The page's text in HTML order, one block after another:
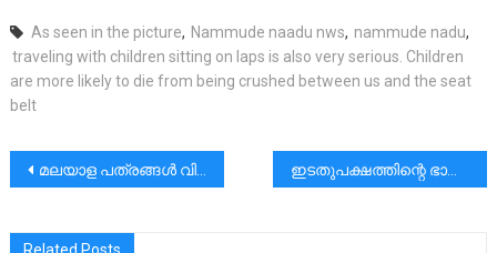
As seen in the picture, Nammude naadu nws, nammude nadu,
traveling with children sitting on laps is also very serious. Children
are more likely to die from being crushed between us and the seat
belt
പോസ്റ്റുകളിലൂടെ
മലയാള പത്രങ്ങള്‍ വില കൂട്ടുന്നു; നിരക്കുവർധന അറിയിച്ചു; പേജ് കുറഞ്ഞാലും വില മുകളിലേക്ക് തന്നെ!! ഇടതുപക്ഷത്തിന്റെ ഭാഗമായി നിയമസഭയിൽ എത്തിയ പി വി അൻവർ പാർടിയെ തകർക്കാൻ ശ്രമിക്കുന്നവരുടെ ആയുധമായി മാറിയിരിക്കുന്നു.|മന്ത്രി പി .രാജീവ്
Related Posts